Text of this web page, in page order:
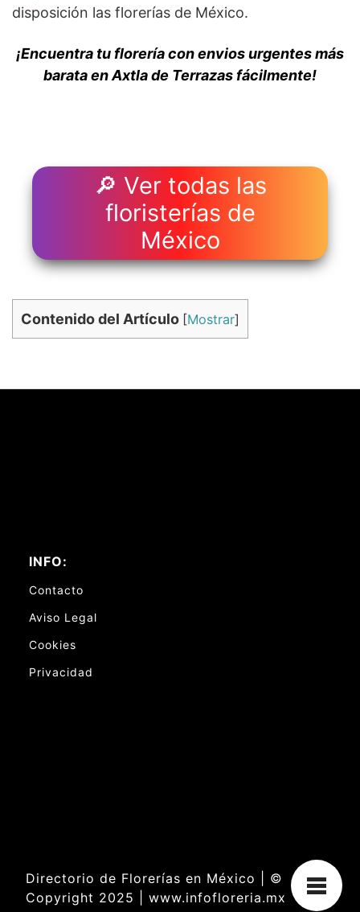
disposición las florerías de México.
¡Encuentra tu florería con envios urgentes más
barata en Axtla de Terrazas fácilmente!
🔎 Ver todas las
floristerías de
México
Contenido del Artículo [Mostrar]
INFO:
Contacto
Aviso Legal
Cookies
Privacidad
Directorio de Florerías en México | ©
Copyright 2025 | www.infofloreria.mx